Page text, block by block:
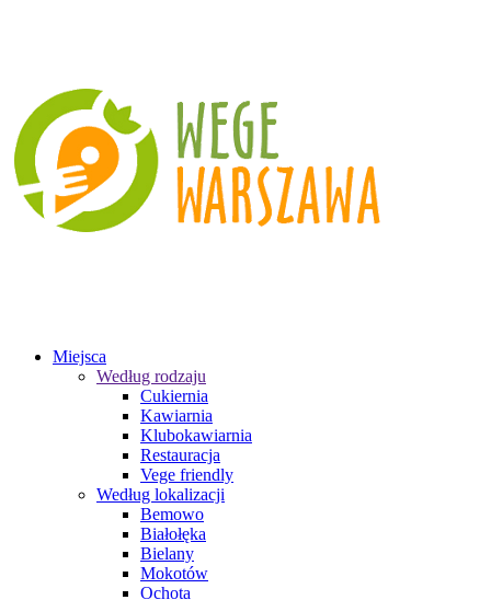
Miejsca
Według rodzaju
Cukiernia
Kawiarnia
Klubokawiarnia
Restauracja
Vege friendly
Według lokalizacji
Bemowo
Białołęka
Bielany
Mokotów
Ochota